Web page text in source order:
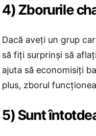
4) Zborurile
Dacă aveți un grup
să fiți surprinşi să
ajuta să economisiţi
plus, zborul
5) Sunt